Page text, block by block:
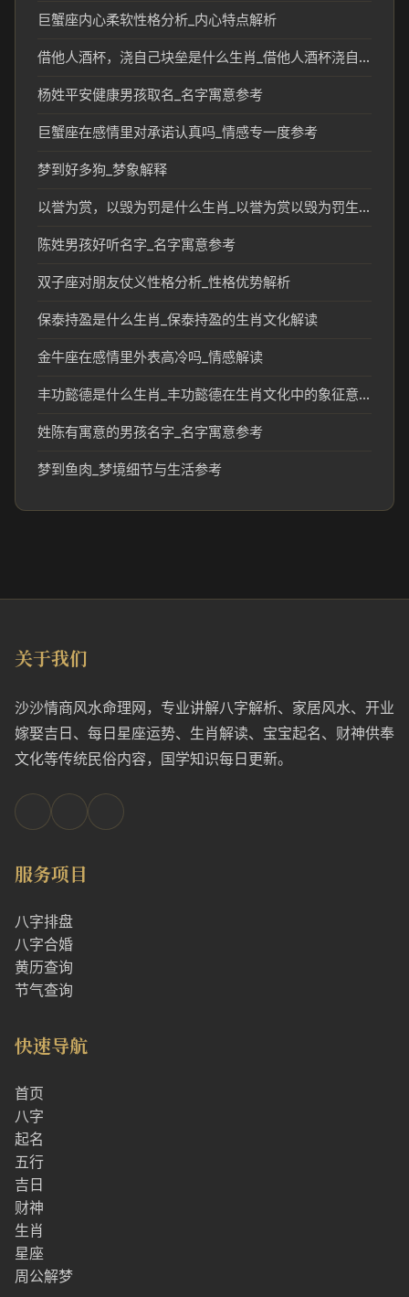
巨蟹座内心柔软性格分析_内心特点解析
借他人酒杯，浇自己块垒是什么生肖_借他人酒杯浇自己块垒暗示的生肖文化解读
杨姓平安健康男孩取名_名字寓意参考
巨蟹座在感情里对承诺认真吗_情感专一度参考
梦到好多狗_梦象解释
以誉为赏，以毁为罚是什么生肖_以誉为赏以毁为罚生肖的传统文化解读
陈姓男孩好听名字_名字寓意参考
双子座对朋友仗义性格分析_性格优势解析
保泰持盈是什么生肖_保泰持盈的生肖文化解读
金牛座在感情里外表高冷吗_情感解读
丰功懿德是什么生肖_丰功懿德在生肖文化中的象征意义
姓陈有寓意的男孩名字_名字寓意参考
梦到鱼肉_梦境细节与生活参考
关于我们
沙沙情商风水命理网，专业讲解八字解析、家居风水、开业
嫁娶吉日、每日星座运势、生肖解读、宝宝起名、财神供奉
文化等传统民俗内容，国学知识每日更新。
服务项目
八字排盘
八字合婚
黄历查询
节气查询
快速导航
首页
八字
起名
五行
吉日
财神
生肖
星座
周公解梦